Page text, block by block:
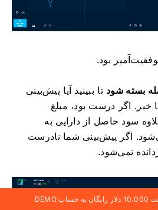
بسته شود تا ببینید آیا پیش‌بینی
اگر درست بود، مبلغ
سود حاصل از دارایی به
اگر پیش‌بینی شما نادرست
نمی‌شود.